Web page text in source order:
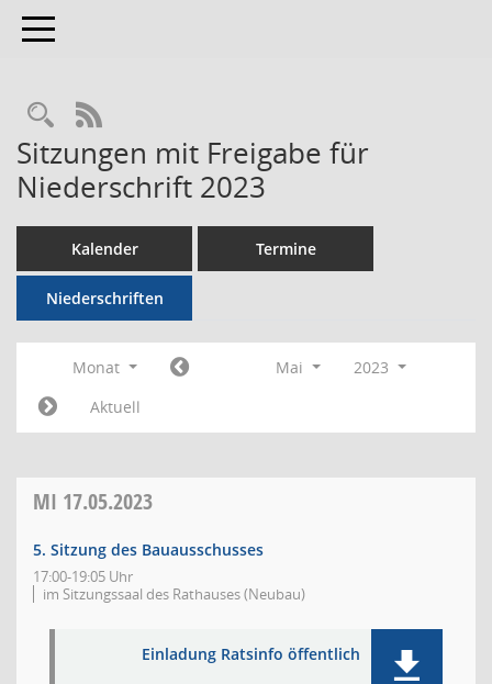
Toggle navigation
RSS-Feed
Sitzungen mit Freigabe für
Niederschrift 2023
Kalender Termine
Niederschriften
Monat Mai
2023
Aktuell
MI 17.05.2023
5. Sitzung des Bauausschusses
17:00-19:05 Uhr
im Sitzungssaal des Rathauses (Neubau)
Einladung Ratsinfo öffentlich